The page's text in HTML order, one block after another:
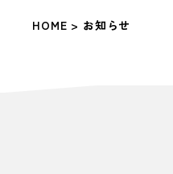
HOME > お知らせ